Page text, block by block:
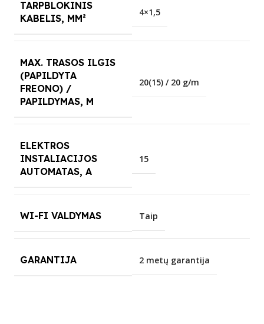
TARPBLOKINIS
KABELIS, MM²
4×1,5
MAX. TRASOS ILGIS
(PAPILDYTA
FREONO) /
PAPILDYMAS, M
20(15) / 20 g/m
ELEKTROS
INSTALIACIJOS
AUTOMATAS, A
15
WI-FI VALDYMAS Taip
GARANTIJA 2 metų garantija